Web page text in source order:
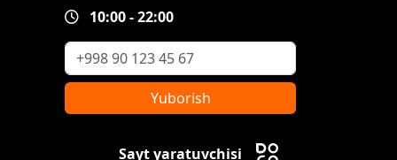
10:00 - 22:00
Yuborish
Sayt yaratuvchisi